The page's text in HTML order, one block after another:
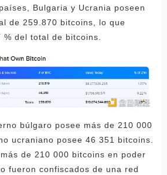
Bulgaria y Ucrania poseen
de 259.870 bitcoins, lo que
% del total de bitcoins.
búlgaro posee más de 210 000
ucraniano posee 46 351 bitcoins.
de 210 000 bitcoins en poder
fueron confiscados de una red